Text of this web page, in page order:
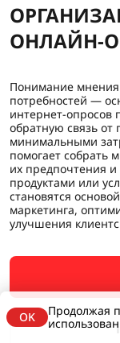
ОНЛАЙН-
Понимание
потребностей —
интернет-опросов
обратную связь от
минимальными
помогает собрать
их предпочтения и
продуктами или
становятся
маркетинга,
улучшения
OK
Продолжая